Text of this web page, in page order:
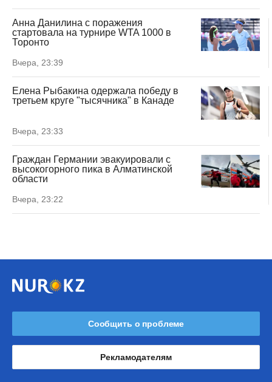
Анна Данилина с поражения
стартовала на турнире WTA 1000 в
Торонто
Вчера, 23:39
Елена Рыбакина одержала победу в
третьем круге "тысячника" в Канаде
Вчера, 23:33
Граждан Германии эвакуировали с
высокогорного пика в Алматинской
области
Вчера, 23:22
Сообщить о проблеме
Рекламодателям